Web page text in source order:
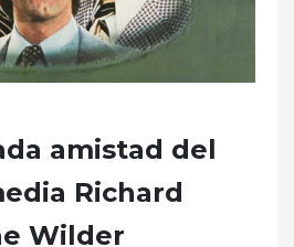
amistad del
Richard
Wilder